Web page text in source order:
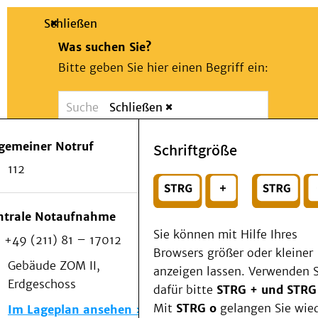
Suche
Schließen
Was suchen Sie?
Bitte geben Sie hier einen Begriff ein:
Suchen
Wählen Sie ein Thema für Ihren
Notfall
Schließen
Notruf
112
Notaufnahme
+49 (211) 81 – 17012
Gebäude ZOM II,
Erdgeschoss
Im Lageplan ansehen
Schriftgröße
Sie können mit Hilfe Ihres
Browsers größer oder kleiner
anzeigen lassen. Verwenden
dafür bitte STRG + und
Mit STRG o gelangen Sie
Patienten & Besucher
Als Patient am UKD
Beratung und Unterstützung
Veranstaltungen
Kommunikation im Medizinwesen (KIM)
Notfall
Forschung & Lehre
Medizinische Fakultät